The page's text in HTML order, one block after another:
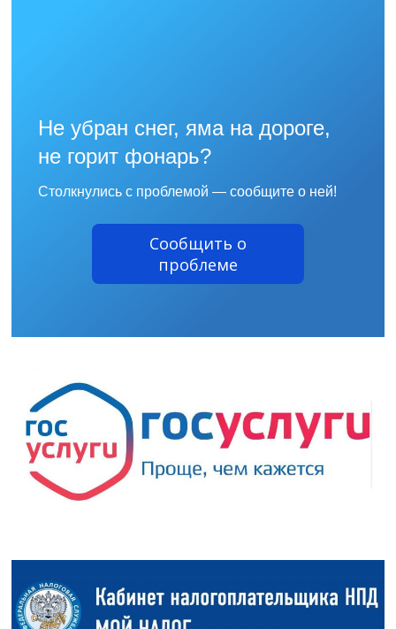
Не убран снег, яма на дороге,
не горит фонарь?
Столкнулись с проблемой — сообщите о ней!
Сообщить о
проблеме